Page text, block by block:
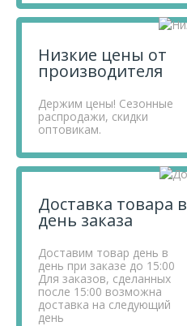
Низкие цены от
производителя
Держим цены! Сезонные
распродажи, скидки
оптовикам.
Доставка товара в
день заказа
Доставим товар день в
день при заказе до 15:00
Для заказов, сделанных
после 15:00 возможна
доставка на следующий
день